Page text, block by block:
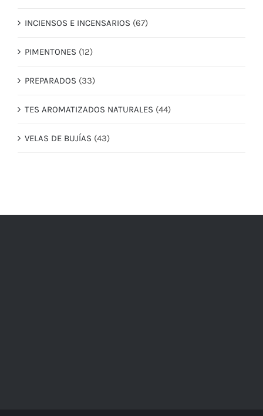
INCIENSOS E INCENSARIOS (67)
PIMENTONES (12)
PREPARADOS (33)
TES AROMATIZADOS NATURALES (44)
VELAS DE BUJÍAS (43)